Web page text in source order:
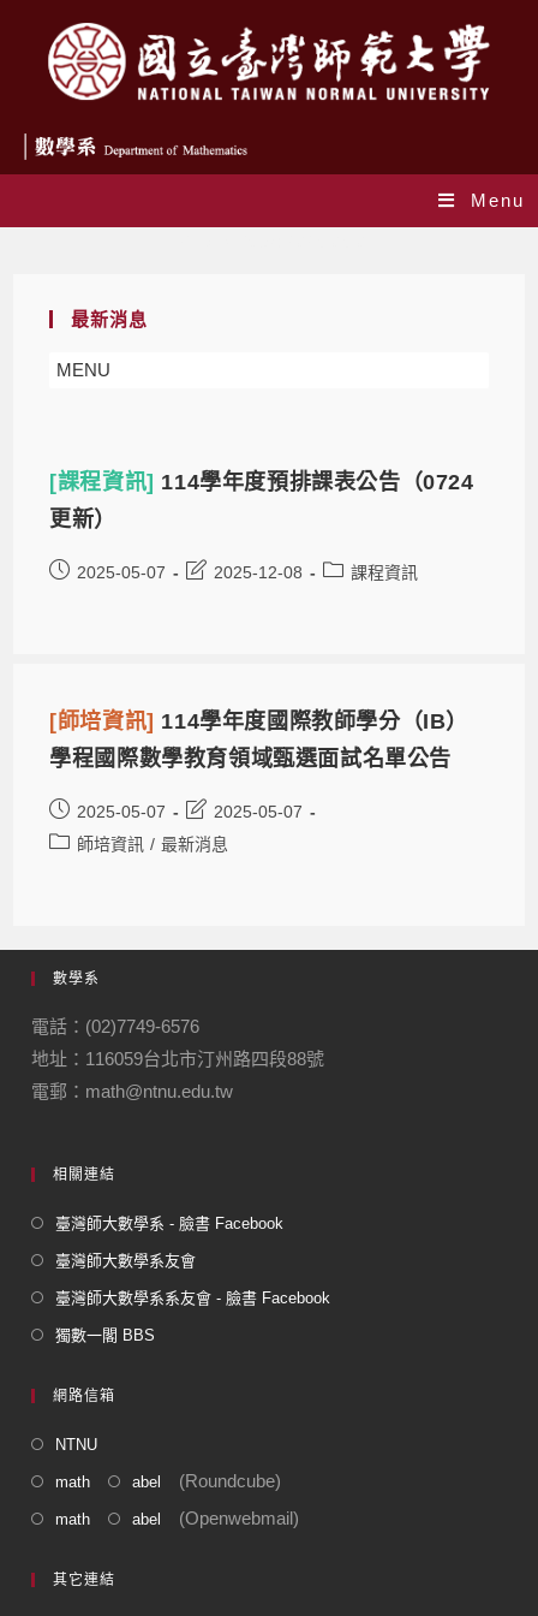
Menu
最新消息
MENU
[課程資訊] 114學年度預排課表公告（0724
更新）
2025-05-07 2025-12-08 課程資訊
[師培資訊] 114學年度國際教師學分（IB）
學程國際數學教育領域甄選面試名單公告
2025-05-07
2025-05-07
師培資訊 / 最新消息
數學系
電話：(02)7749-6576
地址：116059台北市汀州路四段88號
電郵：math@ntnu.edu.tw
相關連結
臺灣師大數學系 - 臉書 Facebook
臺灣師大數學系友會
臺灣師大數學系系友會 - 臉書 Facebook
獨數一閣 BBS
網路信箱
NTNU
math abel (Roundcube)
math abel (Openwebmail)
其它連結